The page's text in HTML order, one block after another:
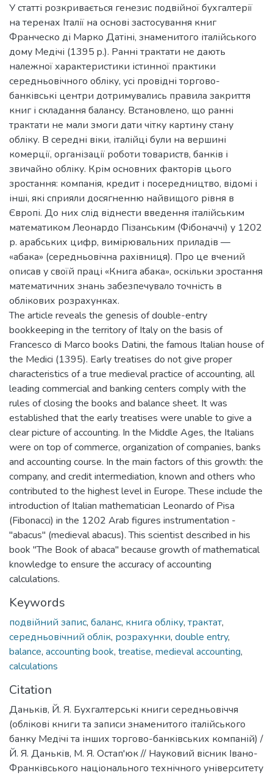
У статті розкривається генезис подвійної бухгалтерії
на теренах Італії на основі застосування книг
Франческо ді Марко Датіні, знаменитого італійського
дому Медічі (1395 p.). Ранні трактати не дають
належної характеристики істинної практики
середньовічного обліку, усі провідні торгово-
банківські центри дотримувались правила закриття
книг і складання балансу. Встановлено, що ранні
трактати не мали змоги дати чітку картину стану
обліку. В середні віки, італійці були на вершині
комерції, організації роботи товариств, банків і
звичайно обліку. Крім основних факторів цього
зростання: компанія, кредит і посередництво, відомі і
інші, які сприяли досягненню найвищого рівня в
Європі. До них слід віднести введення італійським
математиком Леонардо Пізанським (Фібоначчі) у 1202
р. арабських цифр, вимірювальних приладів —
«абака» (середньовічна рахівниця). Про це вчений
описав у своїй праці «Книга абака», оскільки зростання
математичних знань забезпечувало точність в
облікових розрахунках.
The article reveals the genesis of double-entry
bookkeeping in the territory of Italy on the basis of
Francesco di Marco books Datini, the famous Italian house of
the Medici (1395). Early treatises do not give proper
characteristics of a true medieval practice of accounting, all
leading commercial and banking centers comply with the
rules of closing the books and balance sheet. It was
established that the early treatises were unable to give a
clear picture of accounting. In the Middle Ages, the Italians
were on top of commerce, organization of companies, banks
and accounting course. In the main factors of this growth: the
company, and credit intermediation, known and others who
contributed to the highest level in Europe. These include the
introduction of Italian mathematician Leonardo of Pisa
(Fibonacci) in the 1202 Arab figures instrumentation -
"abacus" (medieval abacus). This scientist described in his
book "The Book of abaca" because growth of mathematical
knowledge to ensure the accuracy of accounting
calculations.
Keywords
подвійний запис, баланс, книга обліку, трактат,
середньовічний облік, розрахунки, double entry,
balance, accounting book, treatise, medieval accounting,
calculations
Citation
Даньків, Й. Я. Бухгалтерські книги середньовіччя
(облікові книги та записи знаменитого італійського
банку Медічі та інших торгово-банківських компаній) /
Й. Я. Даньків, М. Я. Остап'юк // Науковий вісник Івано-
Франківського національного технічного університету